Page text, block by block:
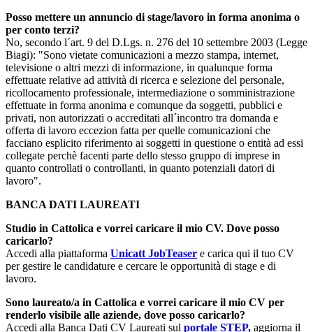
Posso mettere un annuncio di stage/lavoro in forma anonima o
per conto terzi?
No, secondo l´art. 9 del D.Lgs. n. 276 del 10 settembre 2003 (Legge
Biagi): "Sono vietate comunicazioni a mezzo stampa, internet,
televisione o altri mezzi di informazione, in qualunque forma
effettuate relative ad attività di ricerca e selezione del personale,
ricollocamento professionale, intermediazione o somministrazione
effettuate in forma anonima e comunque da soggetti, pubblici e
privati, non autorizzati o accreditati all´incontro tra domanda e
offerta di lavoro eccezion fatta per quelle comunicazioni che
facciano esplicito riferimento ai soggetti in questione o entità ad essi
collegate perchè facenti parte dello stesso gruppo di imprese in
quanto controllati o controllanti, in quanto potenziali datori di
lavoro".
BANCA DATI LAUREATI
Studio in Cattolica e vorrei caricare il mio CV. Dove posso
caricarlo?
Accedi alla piattaforma Unicatt JobTeaser e carica qui il tuo CV
per gestire le candidature e cercare le opportunità di stage e di
lavoro.
Sono laureato/a in Cattolica e vorrei caricare il mio CV per
renderlo visibile alle aziende, dove posso caricarlo?
Accedi alla Banca Dati CV Laureati sul portale STEP, aggiorna il